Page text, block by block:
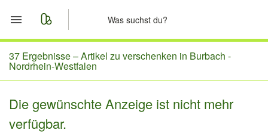
Start
Merkliste
Nachrichten
37 Ergebnisse –Artikel zu verschenken in Burbach -
Nordrhein-Westfalen
Die gewünschte Anzeige ist nicht mehr
verfügbar.